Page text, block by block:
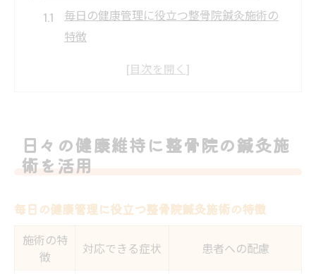
毎日の健康管理に役立つ整骨院鍼灸施術の
特徴
ント
整骨院の鍼灸施術を生活習慣改善に活かす
鍼灸で感じる心と身体の変化が暮らしを彩る
鍼灸施術がもたらす心身の変化と整骨院の
日々の健康維持に整骨院の鍼灸施
術を活用
毎日の健康管理に役立つ整骨院鍼灸施術の特徴
施術の特
徴
対応できる症状 患者への配慮